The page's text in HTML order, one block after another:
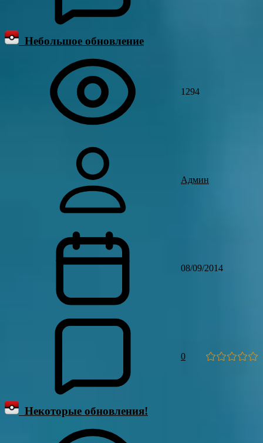
Небольшое обновление
1294
Админ
08/09/2014
0
Некоторые обновления!